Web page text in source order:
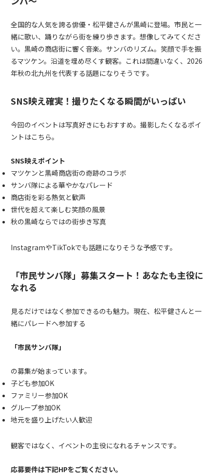
全国的な人気を誇る俳優・松平健さんが黒崎に登場。市民と一
緒に歌い、踊りながら街を練り歩きます。想像してみてくださ
い。黒崎の商店街に響く音楽。サンバのリズム。笑顔で手を振
るマツケン。沿道を埋め尽くす観客。これは間違いなく、2026
年秋の北九州を代表する話題になりそうです。
SNS映え確実！撮りたくなる瞬間がいっぱい
今回のイベントは写真好きにもおすすめ。撮影したくなるポイ
ントはこちら。
SNS映えポイント
マツケンと黒崎商店街の奇跡のコラボ
サンバ隊による華やかなパレード
商店街を彩る熱気と歓声
世代を超えて楽しむ笑顔の風景
秋の黒崎ならではの街歩き写真
InstagramやTikTokでも話題になりそうな予感です。
「市民サンバ隊」募集スタート！あなたも主役に
なれる
見るだけではなく参加できるのも魅力。現在、松平健さんと一
緒にパレードへ参加する
「市民サンバ隊」
の募集が始まっています。
子ども参加OK
ファミリー参加OK
グループ参加OK
地元を盛り上げたい人歓迎
観客ではなく、イベントの主役になれるチャンスです。
応募要件は下記HPをご覧ください。